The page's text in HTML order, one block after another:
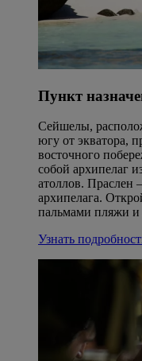
Пункт
Сейшелы,
югу от экватора,
восточного
собой архипелаг
атоллов. Праслен
архипелага.
пальмами пляжи
Узнать